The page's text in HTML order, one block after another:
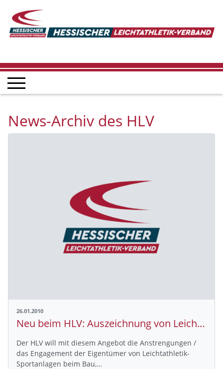
News-Archiv des HLV
26.01.2010
Neu beim HLV: Auszeichnung von Leichtathletik-Stadien
Der HLV will mit diesem Angebot die Anstrengungen /
das Engagement der Eigentümer von Leichtathletik-
Sportanlagen beim Bau,…